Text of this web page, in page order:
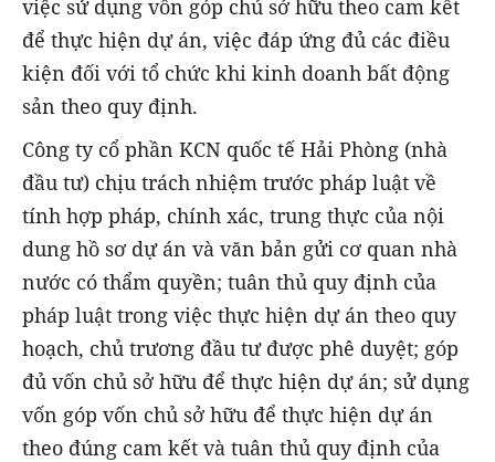
việc sử dụng vốn góp chủ sở hữu theo cam kết
để thực hiện dự án, việc đáp ứng đủ các điều
kiện đối với tổ chức khi kinh doanh bất động
sản theo quy định.
Công ty cổ phần KCN quốc tế Hải Phòng (nhà
đầu tư) chịu trách nhiệm trước pháp luật về
tính hợp pháp, chính xác, trung thực của nội
dung hồ sơ dự án và văn bản gửi cơ quan nhà
nước có thẩm quyền; tuân thủ quy định của
pháp luật trong việc thực hiện dự án theo quy
hoạch, chủ trương đầu tư được phê duyệt; góp
đủ vốn chủ sở hữu để thực hiện dự án; sử dụng
vốn góp vốn chủ sở hữu để thực hiện dự án
theo đúng cam kết và tuân thủ quy định của